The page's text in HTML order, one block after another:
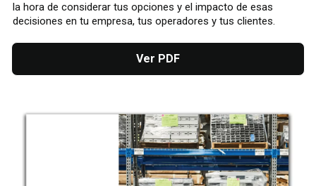
la hora de considerar tus opciones y el impacto de esas
decisiones en tu empresa, tus operadores y tus clientes.
Ver PDF